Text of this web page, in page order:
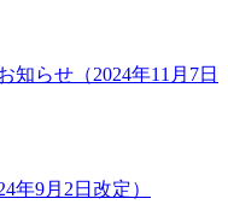
知らせ（2024年11月7日
年9月2日改定）